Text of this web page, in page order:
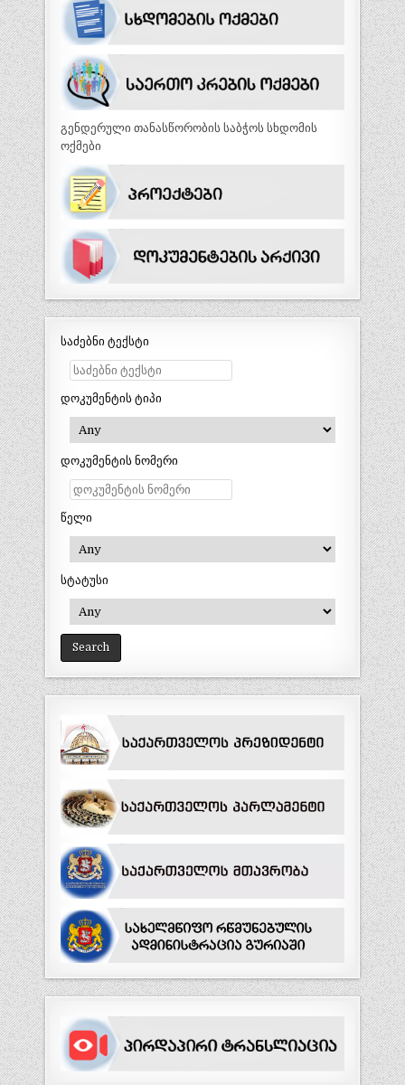
გენდერული თანასწორობის საბჭოს სხდომის
ოქმები
საძებნი ტექსტი
დოკუმენტის ტიპი
დოკუმენტის ნომერი
წელი
სტატუსი